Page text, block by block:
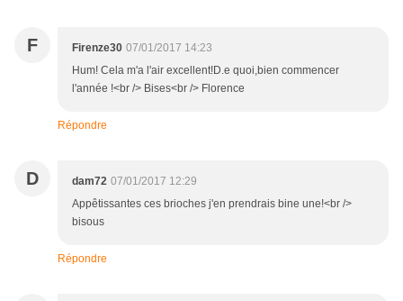
F Firenze30 07/01/2017 14:23
Hum! Cela m'a l'air excellent!D.e quoi,bien commencer
l'année !<br /> Bises<br /> Florence
Répondre
D dam72 07/01/2017 12:29
Appêtissantes ces brioches j'en prendrais bine une!<br />
bisous
Répondre